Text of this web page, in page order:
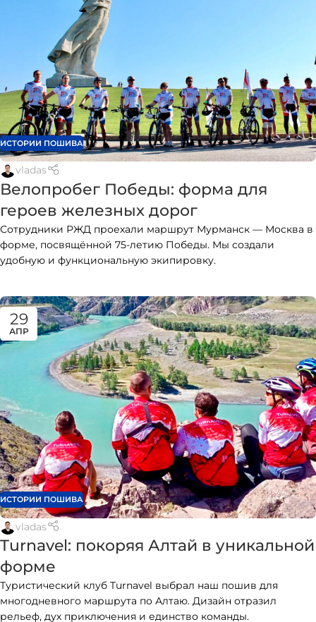
ИСТОРИИ ПОШИВА
vladas
Велопробег Победы: форма для
героев железных дорог
Сотрудники РЖД проехали маршрут Мурманск — Москва в
форме, посвящённой 75-летию Победы. Мы создали
удобную и функциональную экипировку.
29
АПР
ИСТОРИИ ПОШИВА
vladas
Turnavel: покоряя Алтай в уникальной
форме
Туристический клуб Turnavel выбрал наш пошив для
многодневного маршрута по Алтаю. Дизайн отразил
рельеф, дух приключения и единство команды.